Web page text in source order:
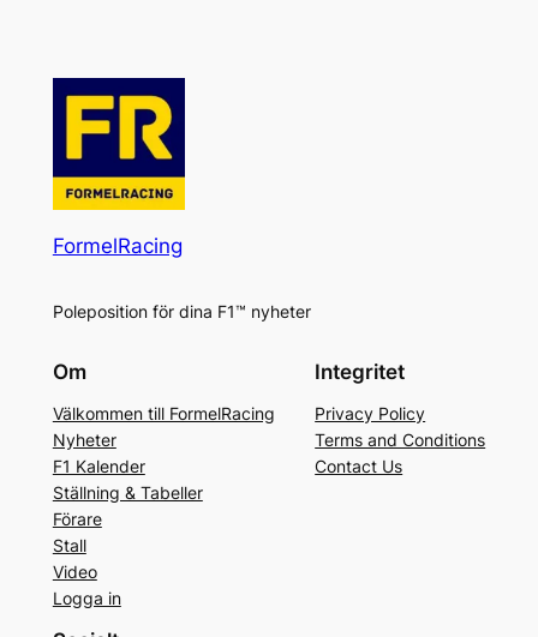
FormelRacing
Poleposition för dina F1™ nyheter
Om
Välkommen till FormelRacing
Nyheter
F1 Kalender
Ställning & Tabeller
Förare
Stall
Video
Logga in
Integritet
Privacy Policy
Terms and Conditions
Contact Us